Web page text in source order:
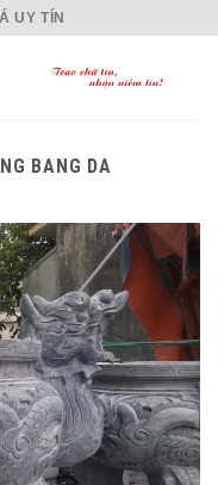
UY TÍN
BANG DA